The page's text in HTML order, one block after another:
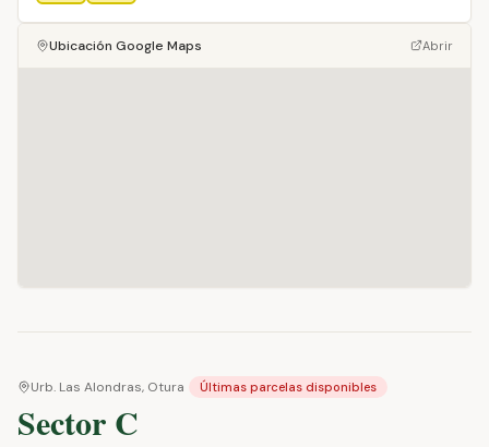
Ubicación Google Maps Abrir
Urb. Las Alondras, Otura Últimas parcelas disponibles
Sector C